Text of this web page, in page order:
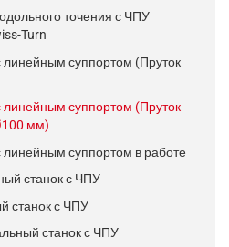
точения с ЧПУ
Turn
суппортом (Пруток
суппортом (Пруток
мм)
суппортом в работе
станок с ЧПУ
станок с ЧПУ
станок с ЧПУ